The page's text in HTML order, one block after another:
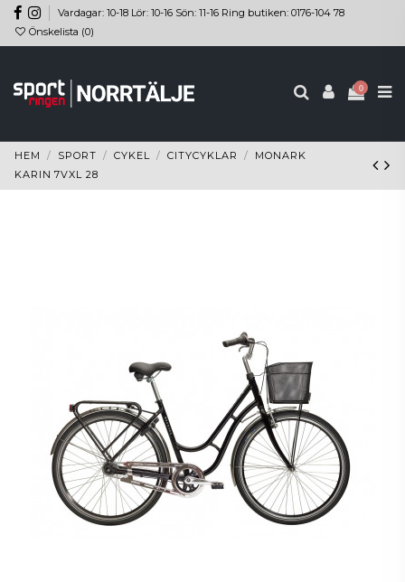
Vardagar: 10-18 Lör: 10-16 Sön: 11-16 Ring butiken: 0176-104 78
Önskelista (0)
0
HEM SPORT CYKEL CITYCYKLAR
MONARK
KARIN 7VXL 28